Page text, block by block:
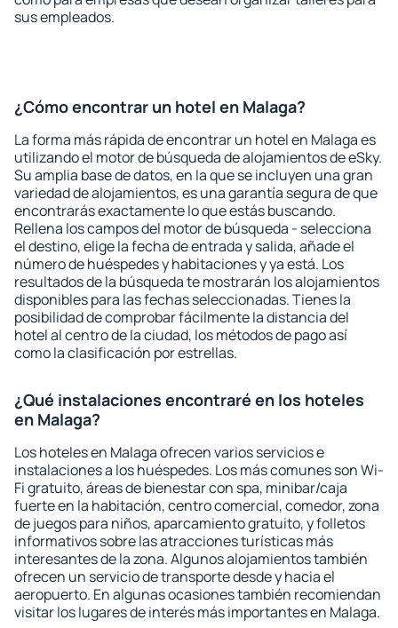
sus empleados.
¿Cómo encontrar un hotel en Malaga?
La forma más rápida de encontrar un hotel en Malaga es
utilizando el motor de búsqueda de alojamientos de eSky.
Su amplia base de datos, en la que se incluyen una gran
variedad de alojamientos, es una garantía segura de que
encontrarás exactamente lo que estás buscando.
Rellena los campos del motor de búsqueda - selecciona
el destino, elige la fecha de entrada y salida, añade el
número de huéspedes y habitaciones y ya está. Los
resultados de la búsqueda te mostrarán los alojamientos
disponibles para las fechas seleccionadas. Tienes la
posibilidad de comprobar fácilmente la distancia del
hotel al centro de la ciudad, los métodos de pago así
como la clasificación por estrellas.
¿Qué instalaciones encontraré en los hoteles
en Malaga?
Los hoteles en Malaga ofrecen varios servicios e
instalaciones a los huéspedes. Los más comunes son Wi-
Fi gratuito, áreas de bienestar con spa, minibar/caja
fuerte en la habitación, centro comercial, comedor, zona
de juegos para niños, aparcamiento gratuito, y folletos
informativos sobre las atracciones turísticas más
interesantes de la zona. Algunos alojamientos también
ofrecen un servicio de transporte desde y hacia el
aeropuerto. En algunas ocasiones también recomiendan
visitar los lugares de interés más importantes en Malaga.